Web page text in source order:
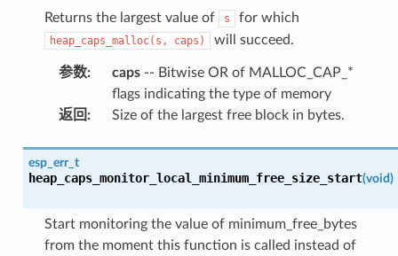
Returns the largest value of s for which
heap_caps_malloc(s, caps) will succeed.
参数: caps-- Bitwise OR of MALLOC_CAP_*
flags indicating the type of memory
返回 : Size of the largest free block in bytes.
esp_err_t
heap_caps_monitor_local_minimum_free_size_start(void)
Start monitoring the value of minimum_free_bytes
from the moment this function is called instead of